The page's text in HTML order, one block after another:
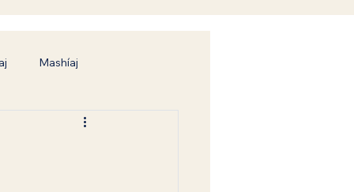
Mashíaj
Camino hacia la Verdad